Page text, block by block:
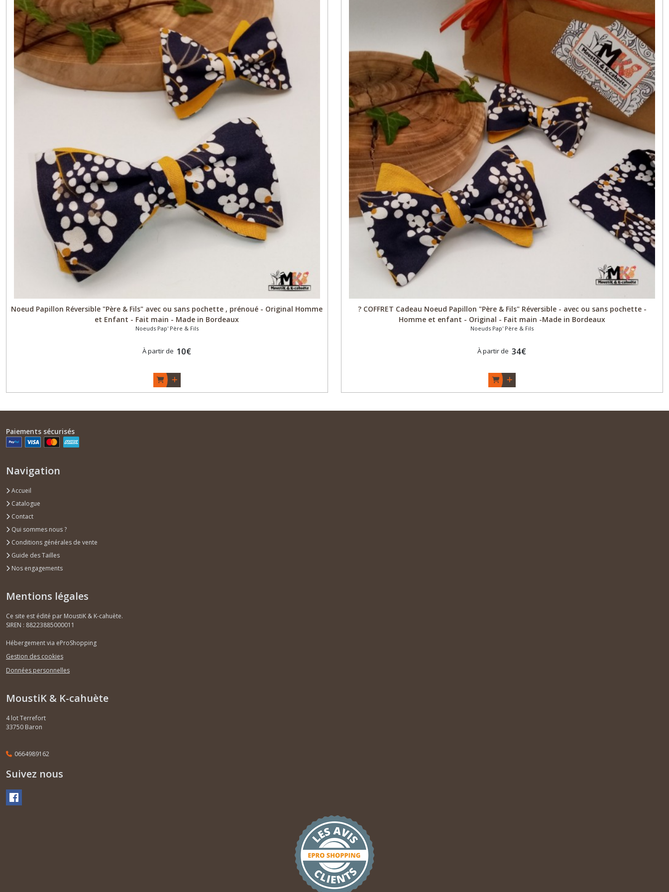
Noeud Papillon Réversible "Père & Fils" avec ou sans pochette , prénoué - Original Homme
et Enfant - Fait main - Made in Bordeaux
Noeuds Pap' Père & Fils
À partir de 10€
? COFFRET Cadeau Noeud Papillon "Père & Fils" Réversible - avec ou sans pochette -
Homme et enfant - Original - Fait main -Made in Bordeaux
Noeuds Pap' Père & Fils
À partir de 34€
Pochettes
(4)
Porte-
monnaies
Barrettes
Afficher
les
Paiements sécurisés
Navigation
Accueil
Catalogue
Contact
Qui sommes nous ?
Conditions générales de vente
Guide des Tailles
Nos engagements
Mentions légales
Ce site est édité par MoustiK & K-cahuète.
SIREN : 88223885000011
Hébergement via eProShopping
Gestion des cookies
Données personnelles
MoustiK & K-cahuète
4 lot Terrefort
33750 Baron
0664989162
Suivez nous